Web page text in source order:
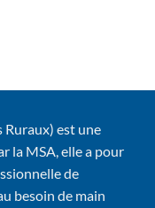
Ruraux) est une
la MSA, elle a pour
de
besoin de main